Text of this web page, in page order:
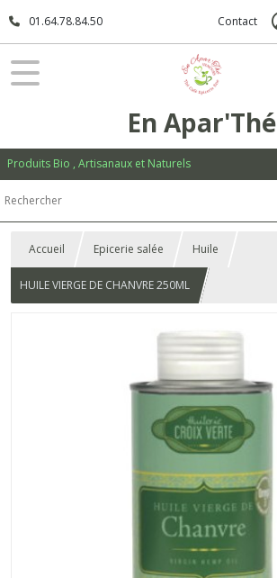
01.64.78.84.50 Contact
En Apar'Thé
Produits Bio , Artisanaux et Naturels
Accueil Epicerie salée Huile
HUILE VIERGE DE CHANVRE 250ML